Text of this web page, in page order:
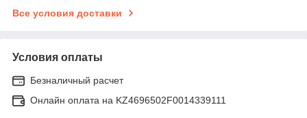
Все условия доставки
Условия оплаты
Безналичный расчет
Онлайн оплата на KZ4696502F0014339111